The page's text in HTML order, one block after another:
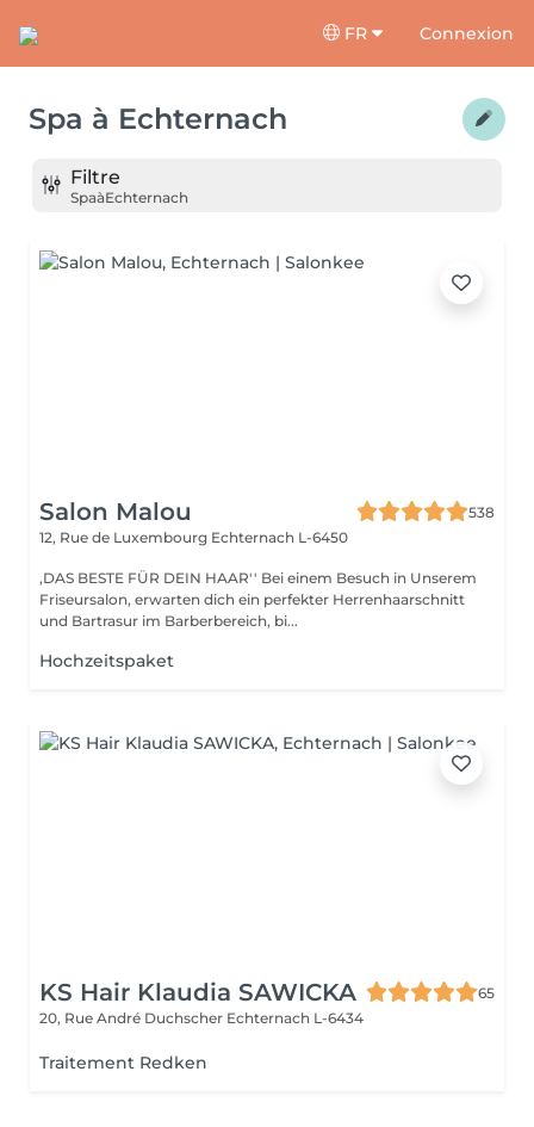
FR Connexion
Spa à Echternach
Filtre
SpaàEchternach
Salon Malou
538
12, Rue de Luxembourg Echternach L-6450
,DAS BESTE FÜR DEIN HAAR'' Bei einem Besuch in Unserem
Friseursalon, erwarten dich ein perfekter Herrenhaarschnitt
und Bartrasur im Barberbereich, bi...
Hochzeitspaket
KS Hair Klaudia SAWICKA
65
20, Rue André Duchscher Echternach L-6434
Traitement Redken